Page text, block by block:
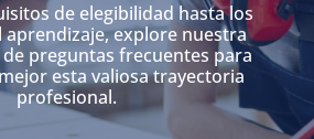
de elegibilidad hasta los
aprendizaje, explore nuestra
preguntas frecuentes para
esta valiosa trayectoria
profesional.